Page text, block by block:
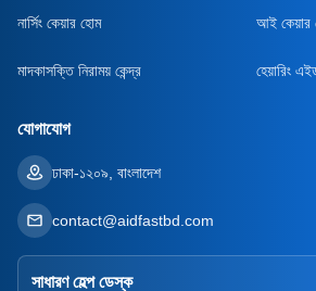
নার্সিং কেয়ার হোম আই কেয়ার
মাদকাসক্তি নিরাময় কেন্দ্র হেয়ারিং
যোগাযোগ
ঢাকা-১২০৯, বাংলাদেশ
contact@aidfastbd.com
সাধারণ হেল্প ডেস্ক